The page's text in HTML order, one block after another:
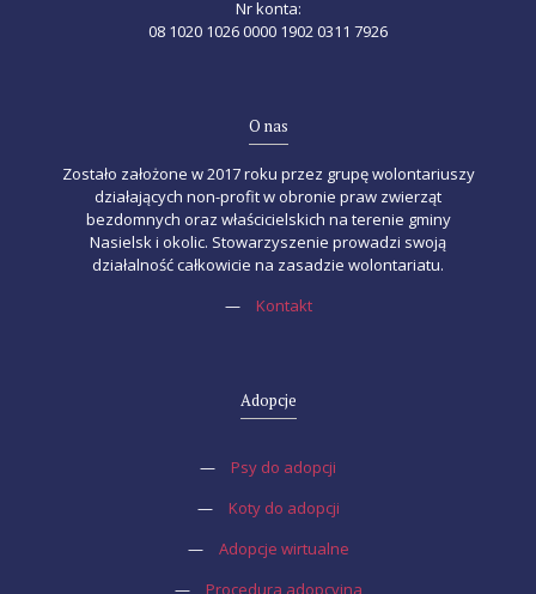
Nr konta:
08 1020 1026 0000 1902 0311 7926
O nas
Zostało założone w 2017 roku przez grupę wolontariuszy
działających non-profit w obronie praw zwierząt
bezdomnych oraz właścicielskich na terenie gminy
Nasielsk i okolic. Stowarzyszenie prowadzi swoją
działalność całkowicie na zasadzie wolontariatu.
—
Kontakt
Adopcje
—
Psy do adopcji
—
Koty do adopcji
—
Adopcje wirtualne
—
Procedura adopcyjna